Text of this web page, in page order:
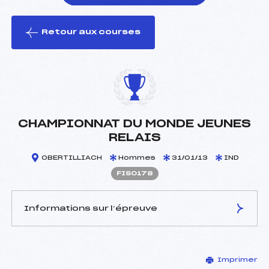
le ski
Retour aux courses
CHAMPIONNAT DU MONDE JEUNES
RELAIS
OBERTILLIACH Hommes 31/01/13 IND
FIS0178
Informations sur l’épreuve
–
Imprimer